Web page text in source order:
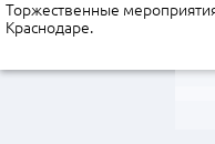
Торжественные
Краснодаре.